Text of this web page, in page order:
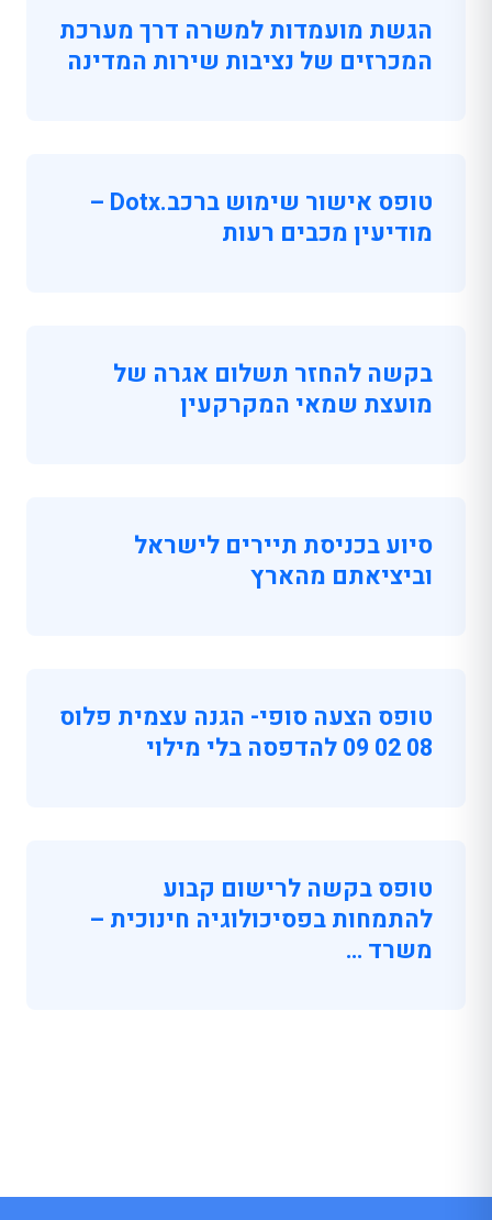
הגשת מועמדות למשרה דרך מערכת
המכרזים של נציבות שירות המדינה
טופס אישור שימוש ברכב.dotx –
מודיעין מכבים רעות
בקשה להחזר תשלום אגרה של
מועצת שמאי המקרקעין
סיוע בכניסת תיירים לישראל
וביציאתם מהארץ
טופס הצעה סופי- הגנה עצמית פלוס
08 02 09 להדפסה בלי מילוי
טופס בקשה לרישום קבוע
להתמחות בפסיכולוגיה חינוכית –
משרד …